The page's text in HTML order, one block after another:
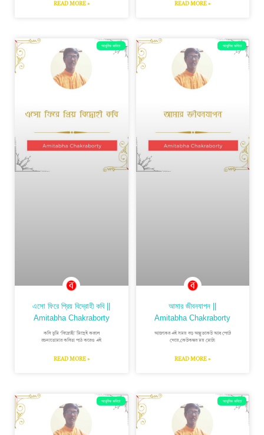
READ MORE » READ MORE »
আধুনিক কবিতা
এসো ফিরে প্রিয় বিদ্রোহী কবি ||
Amitabha Chakraborty
কবি তুমি ‘বিদ্রোহী’ মিছেই করলে
রচনাতোমার কবিতা পাঠ করেও এই
READ MORE »
আধুনিক কবিতা
আমার জীবনযাপন ||
Amitabha Chakraborty
আজকের এই সময় বড় অদ্ভুতকেউ আধ পেটে
খেয়ে,কেউকঙ্কর ময় মোটা
READ MORE »
আধুনিক কবিতা আধুনিক কবিতা